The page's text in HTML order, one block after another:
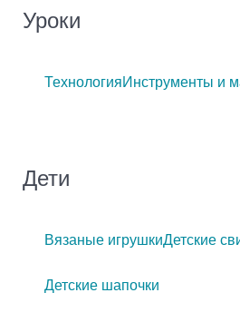
Уроки
ТехнологияИнструменты и
Дети
Вязаные игрушкиДетские
Детские шапочки